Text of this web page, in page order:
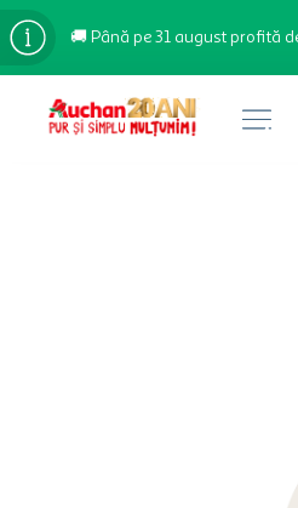
🚚 Până pe 31 august profită